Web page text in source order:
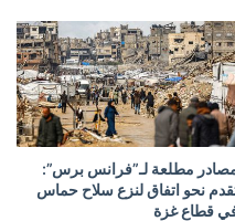
مطلعة لـ”فرانس برس”:
نحو اتفاق لنزع سلاح حماس
قطاع غزة